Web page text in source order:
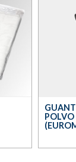
POLVO